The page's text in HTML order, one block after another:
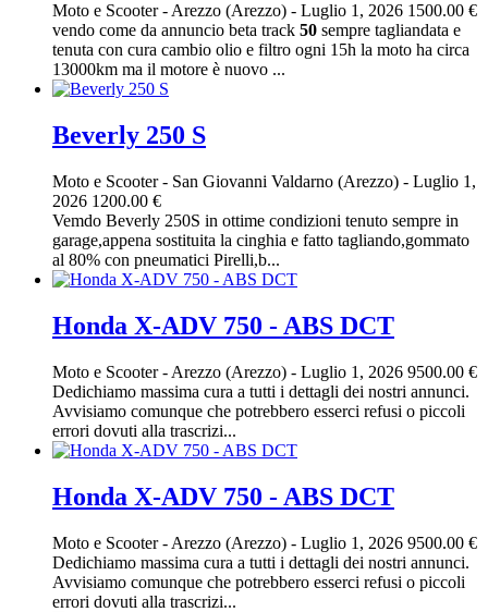
Moto e Scooter-Arezzo (Arezzo) - Luglio 1, 2026 1500.00 €
vendo come da annuncio beta track 50 sempre tagliandata e
tenuta con cura cambio olio e filtro ogni 15h la moto ha circa
13000km ma il motore è nuovo ...
Beverly 250 S
Moto e Scooter- San Giovanni Valdarno (Arezzo) - Luglio 1,
2026 1200.00 €
Vemdo Beverly 250S in ottime condizioni tenuto sempre in
garage,appena sostituita la cinghia e fatto tagliando,gommato
al 80% con pneumatici Pirelli,b...
Honda X-ADV 750 - ABS DCT
Moto e Scooter- Arezzo (Arezzo) - Luglio 1, 2026 9500.00 €
Dedichiamo massima cura a tutti i dettagli dei nostri annunci.
Avvisiamo comunque che potrebbero esserci refusi o piccoli
errori dovuti alla trascrizi...
Honda X-ADV 750 - ABS DCT
Moto e Scooter- Arezzo (Arezzo) - Luglio 1, 2026 9500.00 €
Dedichiamo massima cura a tutti i dettagli dei nostri annunci.
Avvisiamo comunque che potrebbero esserci refusi o piccoli
errori dovuti alla trascrizi...